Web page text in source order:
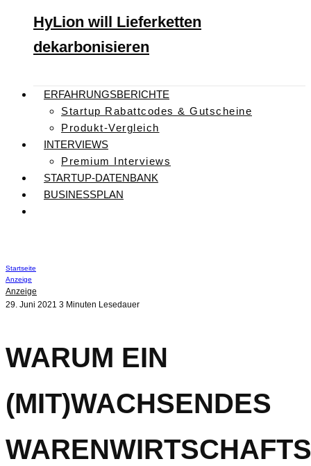
HyLion will Lieferketten
dekarbonisieren
ERFAHRUNGSBERICHTE
Startup Rabattcodes & Gutscheine
Produkt-Vergleich
INTERVIEWS
Premium Interviews
STARTUP-DATENBANK
BUSINESSPLAN
Startseite
Anzeige
Anzeige
29. Juni 2021 3 Minuten Lesedauer
WARUM EIN
(MIT)WACHSENDES